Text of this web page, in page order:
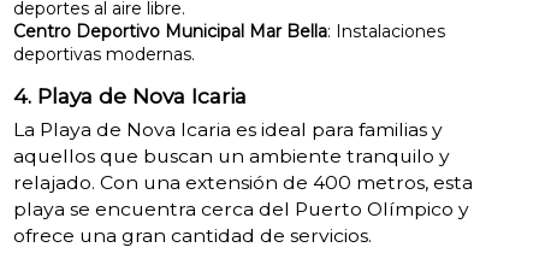
deportes al aire libre.
Centro Deportivo Municipal Mar Bella: Instalaciones
deportivas modernas.
4. Playa de Nova Icaria
La Playa de Nova Icaria es ideal para familias y
aquellos que buscan un ambiente tranquilo y
relajado. Con una extensión de 400 metros, esta
playa se encuentra cerca del Puerto Olímpico y
ofrece una gran cantidad de servicios.